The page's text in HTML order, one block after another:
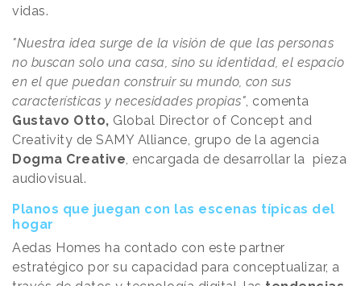
vidas.
"Nuestra idea surge de la visión de que las personas
no buscan solo una casa, sino su identidad, el espacio
en el que puedan construir su mundo, con sus
características y necesidades propias", comenta
Gustavo Otto, Global Director of Concept and
Creativity de SAMY Alliance, grupo de la agencia
Dogma Creative, encargada de desarrollar la pieza
audiovisual.
Planos que juegan con las escenas típicas del
hogar
Aedas Homes ha contado con este partner
estratégico por su capacidad para conceptualizar, a